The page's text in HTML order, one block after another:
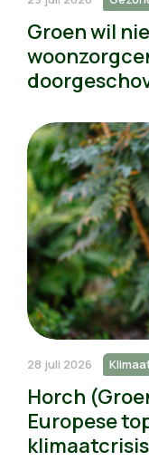
Groen wil
28 juli 2026
Horch
Europese